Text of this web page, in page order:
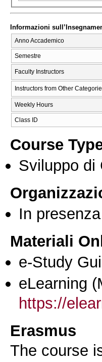
Informazioni
Anno Accademico
Semestre
Faculty Instructors
Instructors from Other
Weekly Hours
Class ID
Course
Sviluppo di
In presenza
Materiali
e-Study
eLearning
https://
Erasmus
The course